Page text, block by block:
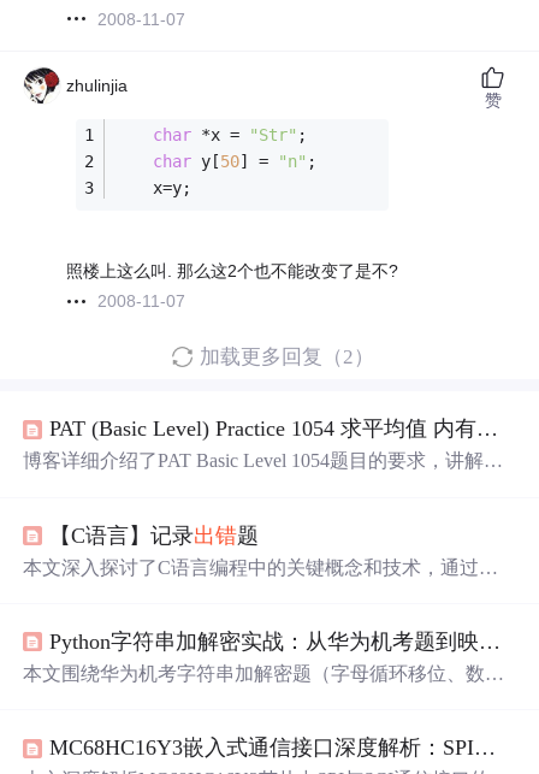
2008-11-07
zhulinjia
char *x = "Str" ;
char y[50] = "n" ;
    x=y;
照楼上这么叫. 那么这2个也不能改变了是不?
2008-11-07
赞
加载更多回复（2）
PAT (Basic Level) Practice 1054 求平均值 内有干货，快来看 (！！！atof用法、
博客详细介绍了PAT Basic Level 1054题目的要求，讲解了
均值计算以及
string转换为char
示了使用stringstream和atof的不同策略。
【C语言】记录出错题
本文深入探讨了C语言编程中的关键概念和技术，通过多
的代码示例，旨在帮助读者理解并掌握C语言的高级应
用。
Python字符串加解密实战：从华为机考题到映射表与translate高效实现
本文围绕华为机考字符串加解密题（字母循环移位、数字0
分离、非字母数字字符保留等关键点，并对比字典查找与tr
MC68HC16Y3嵌入式通信接口深度解析：SPI与SCI寄存器配置与实战调试